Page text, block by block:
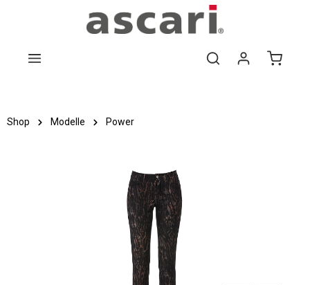
Zum Hauptinhalt springen
Shop Modelle Power